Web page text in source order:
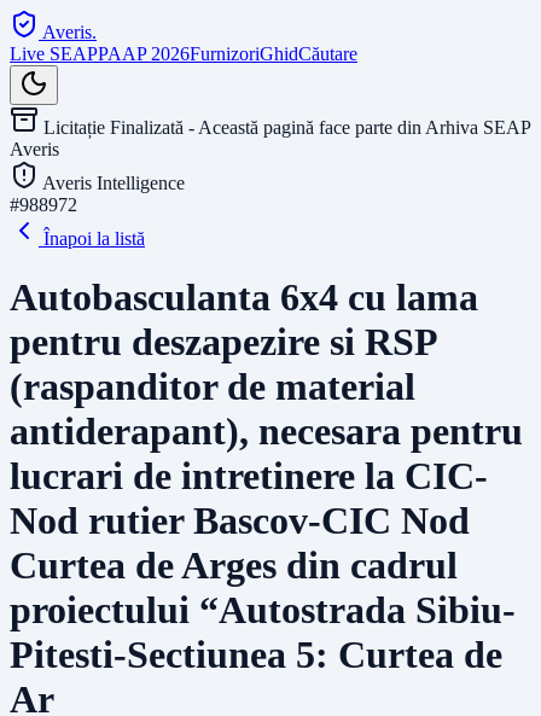
Averis.
Live SEAPPAAP 2026FurnizoriGhidCăutare
Licitație Finalizată - Această pagină face parte din Arhiva SEAP
Averis
Averis Intelligence
#988972
Înapoi la listă
Autobasculanta 6x4 cu lama
pentru deszapezire si RSP
(raspanditor de material
antiderapant), necesara pentru
lucrari de intretinere la CIC-
Nod rutier Bascov-CIC Nod
Curtea de Arges din cadrul
proiectului “Autostrada Sibiu-
Pitesti-Sectiunea 5: Curtea de
Ar